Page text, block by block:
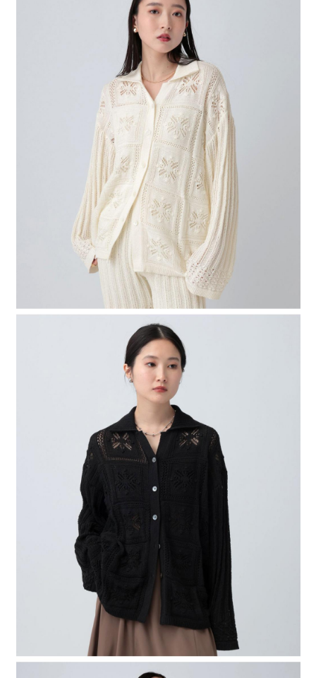
2.透過簡訊連結打開帳單後，可選擇「超商條碼／台灣大直營門市／銀行轉
帳／街口支付／iPASS MONEY」等通路繳費。
1.本服務係由「台灣大哥大股份有限公司」（以下簡稱本公司）所提供，讓
用戶於交易時，得透過本服務購買商品或服務，並由商店將買賣／分期付款
買賣價金債權讓與本公司後，依約使用本公司帳單繳交帳款。
2.基於同意付款使用「大哥付你分期」之契約關係目的，商店將以您的個人
資料（包含姓名、電話或地址）提供予台灣大哥大進項蒐集、處理及利用，
由本公司與您本人進行分期帳單所需資料之確認、核對及更正。
3.完整用戶服務條款，請詳閱以下連結：https://oppay.tw/userRule
１．於結帳方式選擇「AFTEE先享後付」後，將跳轉至「AFTEE先享後付」
結帳頁面，進行簡訊認證並確認金額後，即可完成結帳。
２．訂單成立數日內，您將收到繳費通知簡訊。
３．收到繳費通知簡訊後14天內，點擊此簡訊中的連結，可透過四大超商／
ATM／網路銀行／等多元方式進行付款，方視為交易完成。
※ 請注意：結帳手續完成當下不需立刻繳費，但若您需要取消訂單，請聯絡
購買商品的店家。未經商家同意取消之訂單仍視為有效，需透過AFTEE先享
※ 交易是否成功請以「AFTEE先享後付 」之結帳頁面顯示為準，若有關於
是否繳費成功／繳費後需取消欲退款等相關疑問，請聯繫「AFTEE先享後付
https://netprotections.freshdesk.com/support/home
１．透過由恩沛科技股份有限公司提供之「AFTEE先享後付」服務完成之交
易，需依本服務之必要範圍內提供個人資料，並將交易相關給付款項請求債
權轉讓予恩沛科技股份有限公司。
２．關於個人資料處理事宜，請瀏覽以下網址： https://aftee.tw/terms/#terms3
３．未成年的使用者請事先徵得法定代理人或監護人之同意方可使用
「AFTEE先享後付」，若未經同意申辦者引起之損失，本公司不負相關責
４．使用「AFTEE先享後付」時，將依據個別帳號之用戶狀況，依本公司即
時審查核予不同之上限額度；若仍有額度不足之情形，本公司將視審查結果
５．嚴禁一人註冊多個帳號或使用他人資訊註冊。若發現惡意使用之情形，
恩沛科技股份有限公司將有權停止該用戶之使用額度並採取法律行動。
每筆NT$80，滿NT$888(含以上)免運費
每筆NT$80，滿NT$1,500(含以上)免運費
每筆NT$80，滿NT$1,500(含以上)免運費
每筆NT$80，滿NT$1,500(含以上)免運費